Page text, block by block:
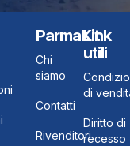
ParmaKit
Chi
siamo
Contatti
Rivenditori
Link
utili
di
Diritto di
recesso